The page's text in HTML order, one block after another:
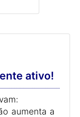
ativo!
aumenta a